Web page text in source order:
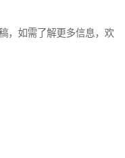
，如需了解更多信息，欢